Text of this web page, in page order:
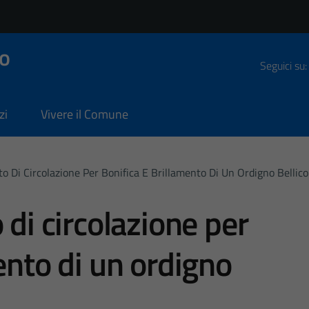
Seguici su:
Vivere il Comune
Di Circolazione Per Bonifica E Brillamento Di Un Ordigno Bellico
circolazione per
di un ordigno